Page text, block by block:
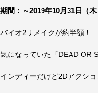
期間：～2019年10月31日（木
バイオ2リメイクが約半額！
気になっていた「DEAD OR
インディーだけど2Dアクシ